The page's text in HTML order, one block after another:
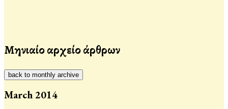
Μηνιαίο αρχείο άρθρων
back to monthly archive
March 2014